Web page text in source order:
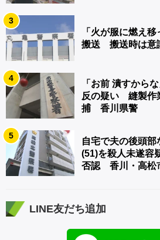
3
「火が服に燃え
搬送 搬送時は意
4
「お前 潰すから
反の疑い 縫製作
捕 香川県警
5
自宅で夫の後頭
(51)を殺人未遂
否認 香川・高松
LINE友だち追加